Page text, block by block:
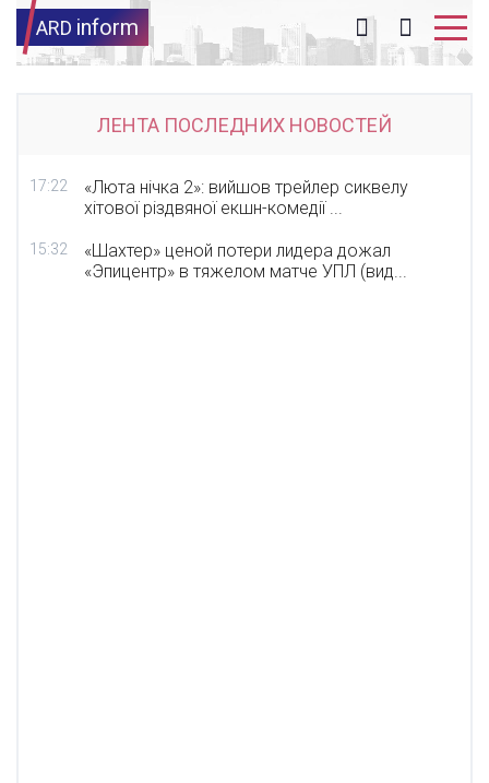
ARD inform
ЛЕНТА ПОСЛЕДНИХ НОВОСТЕЙ
17:22
«Люта нічка 2»: вийшов трейлер сиквелу
хітової різдвяної екшн-комедії ...
15:32
«Шахтер» ценой потери лидера дожал
«Эпицентр» в тяжелом матче УПЛ (вид...